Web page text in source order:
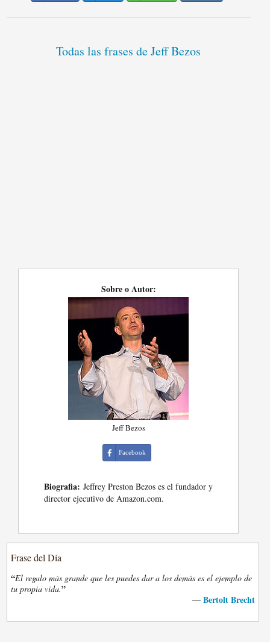
Todas las frases de Jeff Bezos
Sobre o Autor:
Jeff Bezos
Facebook
Biografia: Jeffrey Preston Bezos es el fundador y
director ejecutivo de Amazon.com.
Frase del Día
“El regalo más grande que les puedes dar a los demás es el ejemplo de
tu propia vida.”
— Bertolt Brecht